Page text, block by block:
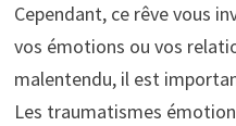
Cependant, ce rêve vous
vos émotions ou vos
malentendu, il est
Les traumatismes